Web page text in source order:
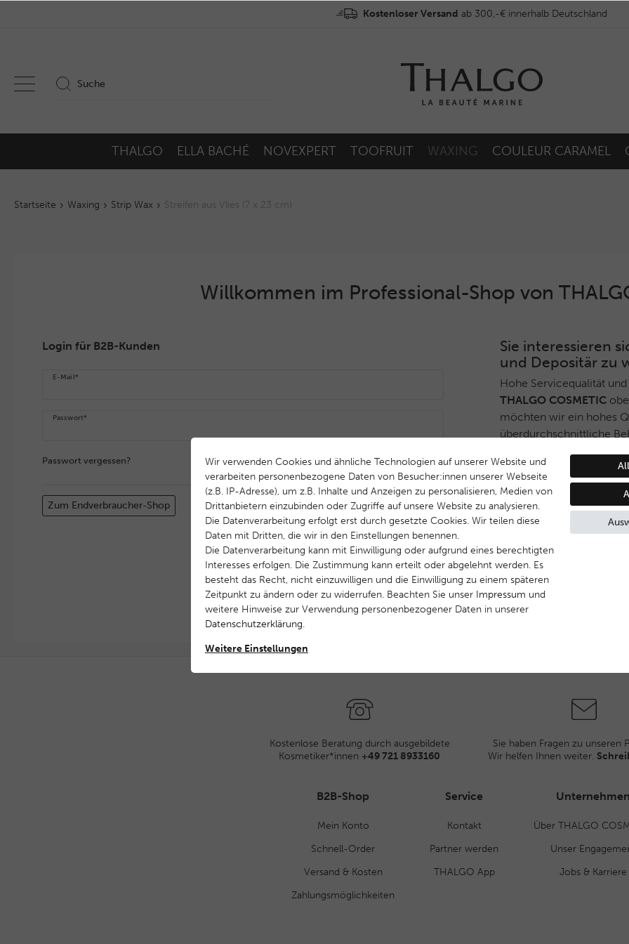
Kostenloser Versand ab 300,-€ innerhalb Deutschland
THALGO ELLA BACHÉ NOVEXPERT TOOFRUIT WAXING COULEUR CARAMEL
Startseite Waxing Strip Wax Streifen aus Vlies (7 x 23 cm)
Willkommen im Professional-Shop von
Login für B2B-Kunden
E-Mail*
Passwort*
Passwort vergessen? Anmelden
Zum Endverbraucher-Shop
Sie interessieren
und Depositär zu
Hohe Servicequalität
THALGO COSMETIC
möchten wir ein hohes
überdurchschnittliche
Deshalb haben wir ein
THALGO COSMETIC
während
Dienstleistungsqualität
Behandlungsprogramm
Wenn Sie Interesse
werden, nehmen Sie
Kontakt aufnehmen
Kostenlose Beratung durch ausgebildete
Kosmetiker*innen +49 721 8933160
Sie haben Fragen zu unseren
Wir helfen Ihnen weiter.
B2B-Shop
Mein Konto
Schnell-Order
Versand & Kosten
Zahlungsmöglichkeiten
Service
Kontakt
Partner werden
THALGO App
Unternehmen
Über THALGO
Unser
Jobs & Karriere
Wir verwenden Cookies und ähnliche Technologien auf unserer Website und
verarbeiten personenbezogene Daten von Besucher:innen unserer Webseite
(z.B. IP-Adresse), um z.B. Inhalte und Anzeigen zu personalisieren, Medien von
Drittanbietern einzubinden oder Zugriffe auf unsere Website zu analysieren.
Die Datenverarbeitung erfolgt erst durch gesetzte Cookies. Wir teilen diese
Daten mit Dritten, die wir in den Einstellungen benennen.
Die Datenverarbeitung kann mit Einwilligung oder aufgrund eines berechtigten
Interesses erfolgen. Die Zustimmung kann erteilt oder abgelehnt werden. Es
besteht das Recht, nicht einzuwilligen und die Einwilligung zu einem späteren
Zeitpunkt zu ändern oder zu widerrufen. Beachten Sie unser Impressum und
weitere Hinweise zur Verwendung personenbezogener Daten in unserer
Daten­schutz­erklärung.
Weitere Einstellungen